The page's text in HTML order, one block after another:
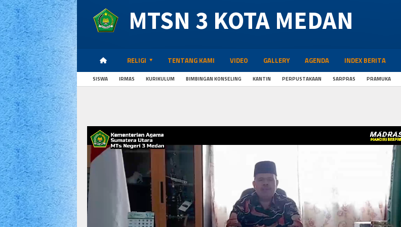
MTSN 3 KOTA MEDAN
RELIGI TENTANG KAMI VIDEO GALLERY AGENDA INDEX BERITA
SISWA IRMAS KURIKULUM BIMBINGAN KONSELING KANTIN PERPUSTAKAAN SARPRAS PRAMUKA